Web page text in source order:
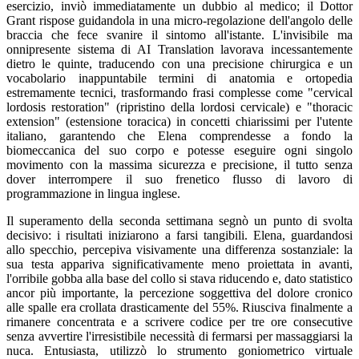
esercizio, inviò immediatamente un dubbio al medico; il Dottor
Grant rispose guidandola in una micro-regolazione dell'angolo delle
braccia che fece svanire il sintomo all'istante. L'invisibile ma
onnipresente sistema di AI Translation lavorava incessantemente
dietro le quinte, traducendo con una precisione chirurgica e un
vocabolario inappuntabile termini di anatomia e ortopedia
estremamente tecnici, trasformando frasi complesse come "cervical
lordosis restoration" (ripristino della lordosi cervicale) e "thoracic
extension" (estensione toracica) in concetti chiarissimi per l'utente
italiano, garantendo che Elena comprendesse a fondo la
biomeccanica del suo corpo e potesse eseguire ogni singolo
movimento con la massima sicurezza e precisione, il tutto senza
dover interrompere il suo frenetico flusso di lavoro di
programmazione in lingua inglese.
Il superamento della seconda settimana segnò un punto di svolta
decisivo: i risultati iniziarono a farsi tangibili. Elena, guardandosi
allo specchio, percepiva visivamente una differenza sostanziale: la
sua testa appariva significativamente meno proiettata in avanti,
l'orribile gobba alla base del collo si stava riducendo e, dato statistico
ancor più importante, la percezione soggettiva del dolore cronico
alle spalle era crollata drasticamente del 55%. Riusciva finalmente a
rimanere concentrata e a scrivere codice per tre ore consecutive
senza avvertire l'irresistibile necessità di fermarsi per massaggiarsi la
nuca. Entusiasta, utilizzò lo strumento goniometrico virtuale